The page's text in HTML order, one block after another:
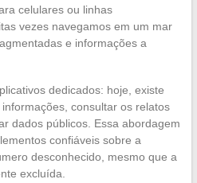
celulares ou linhas
vezes navegamos em um mar
e informações a
dedicados: hoje, existe
consultar os relatos
dados públicos. Essa abordagem
confiáveis sobre a
desconhecido, mesmo que a
excluída.